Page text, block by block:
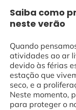
Saiba como
neste verão
Quando
atividades ao ar
devido às férias
estação que
seco, e a
Neste momento,
para proteger o